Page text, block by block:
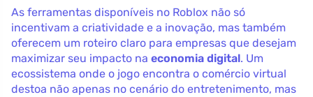
As ferramentas disponíveis no Roblox não só
incentivam a criatividade e a inovação, mas também
oferecem um roteiro claro para empresas que desejam
maximizar seu impacto na economia digital. Um
ecossistema onde o jogo encontra o comércio virtual
destoa não apenas no cenário do entretenimento, mas